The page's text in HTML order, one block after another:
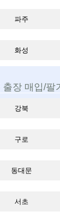
파주
화성
장 매입/팔
강북
구로
동대문
서초